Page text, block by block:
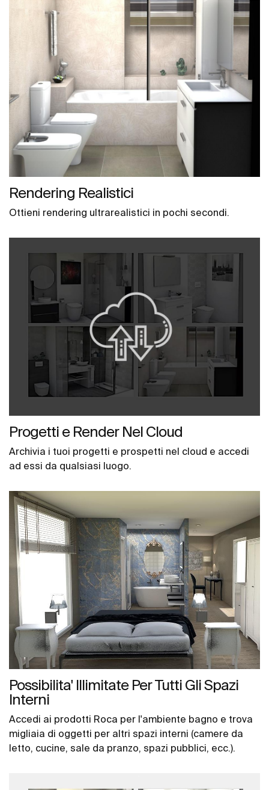
Rendering Realistici
Ottieni rendering ultrarealistici in pochi secondi.
Progetti e Render Nel Cloud
Archivia i tuoi progetti e prospetti nel cloud e accedi
ad essi da qualsiasi luogo.
Possibilita' Illimitate Per Tutti Gli Spazi
Interni
Accedi ai prodotti Roca per l'ambiente bagno e trova
migliaia di oggetti per altri spazi interni (camere da
letto, cucine, sale da pranzo, spazi pubblici, ecc.).